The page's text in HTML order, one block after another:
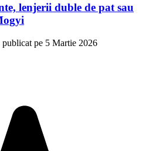
lenjerii duble de pat sau
publicat pe 5 Martie 2026